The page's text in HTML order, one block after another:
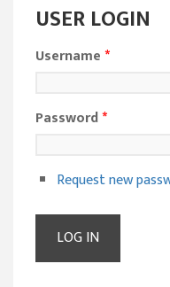
USER LOGIN
Username*
Password*
Request new